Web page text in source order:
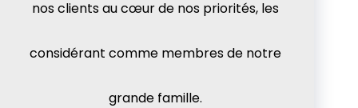
nos clients au cœur de nos priorités, les
considérant comme membres de notre
grande famille.